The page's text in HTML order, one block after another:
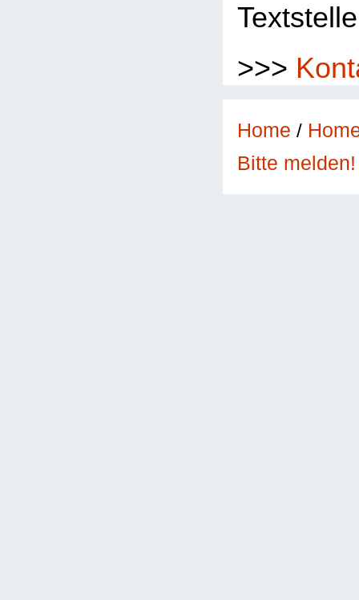
>>>
Home /
Bitte melden!